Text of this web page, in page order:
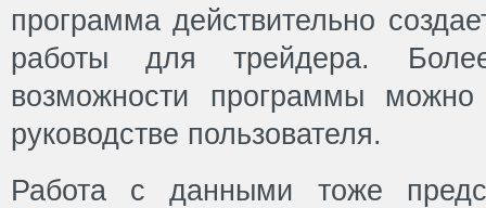
программа действительно
работы для трейдера.
возможности программы
руководстве пользователя.
Работа с данными тоже